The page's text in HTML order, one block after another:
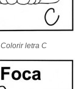
Colorir letra C